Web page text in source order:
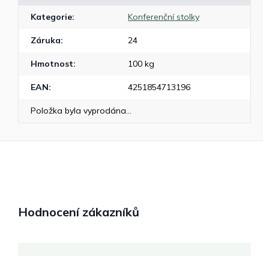
Kategorie: Konferenční stolky
Záruka: 24
Hmotnost: 100 kg
EAN: 4251854713196
Položka byla vyprodána…
Hodnocení zákazníků